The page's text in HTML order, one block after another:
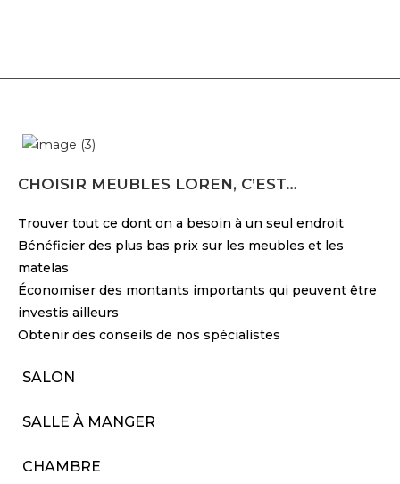
CHOISIR MEUBLES LOREN, C’EST…
Trouver tout ce dont on a besoin à un seul endroit
Bénéficier des plus bas prix sur les meubles et les
matelas
Économiser des montants importants qui peuvent être
investis ailleurs
Obtenir des conseils de nos spécialistes
SALON
SALLE À MANGER
CHAMBRE